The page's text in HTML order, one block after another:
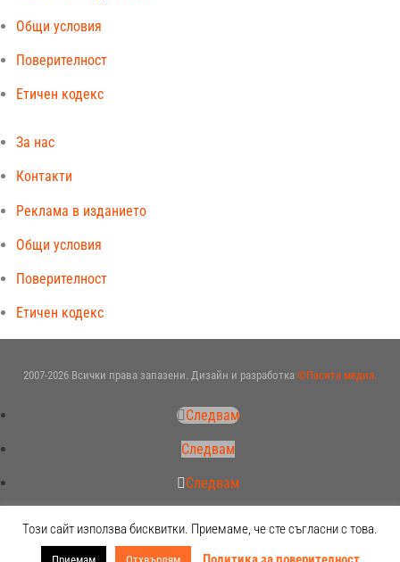
Общи условия
Поверителност
Етичен кодекс
За нас
Контакти
Реклама в изданието
Общи условия
Поверителност
Етичен кодекс
2007-2026 Всички права запазени. Дизайн и разработка ©Пасита медиа.
Следвам
Следвам
Следвам
Този сайт използва бисквитки. Приемаме, че сте съгласни с това.